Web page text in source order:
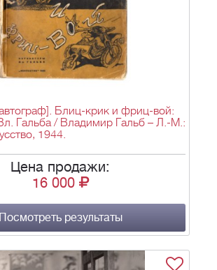
Блиц-крик и фриц-вой:
Гальба / Владимир Гальб – Л.-М.:
1944.
Цена продажи:
16 000
Посмотреть результаты